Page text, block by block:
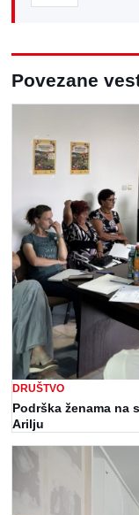
Povezane
DRUŠTVO
Podrška ženama na
Arilju